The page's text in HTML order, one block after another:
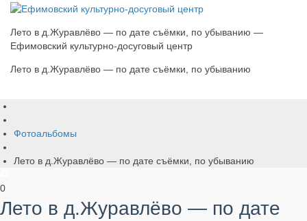
Лето в д.Журавлёво — по дате съёмки, по убыванию —
Ефимовский культурно-досуговый центр
Лето в д.Журавлёво — по дате съёмки, по убыванию
Фотоальбомы
Лето в д.Журавлёво — по дате съёмки, по убыванию
0
Лето в д.Журавлёво — по дате